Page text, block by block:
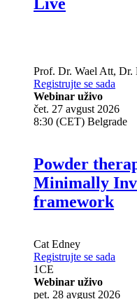
Prof. Dr. Wael Att, Dr.
Registrujte se sada
Webinar uživo
čet. 27 avgust 2026
8:30 (CET) Belgrade
Powder
Minimally
framework
Cat Edney
Registrujte se sada
1CE
Webinar uživo
pet. 28 avgust 2026